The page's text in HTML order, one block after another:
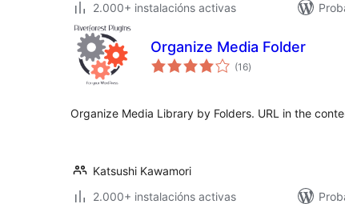
2.000+ instalacións activas
Organize Media Folder
(16valoracións
totais
)
Organize Media Library by Folders. URL in the
Katsushi Kawamori
2.000+ instalacións activas